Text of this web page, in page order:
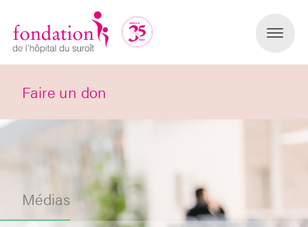
Faire un don
Médias